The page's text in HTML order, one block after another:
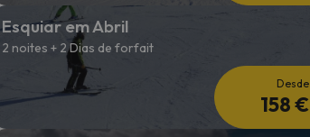
Esquiar em Abril
2 noites + 2 Dias de forfait
Desde
158 €